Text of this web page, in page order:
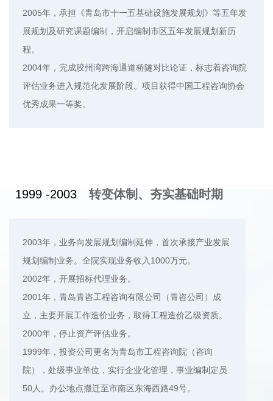
2005年，承担《青岛市十一五基础设施发展规划》等五年发
展规划及研究课题编制，开启编制市区五年发展规划新历
程。
2004年，完成胶州湾跨海通道桥隧对比论证，标志着咨询院
评估业务进入规范化发展阶段。项目获得中国工程咨询协会
优秀成果一等奖。
1999 -2003 转变体制、夯实基础时期
2003年，业务向发展规划编制延伸，首次承接产业发展
规划编制业务。全院实现业务收入1000万元。
2002年，开展招标代理业务。
2001年，青岛青咨工程咨询有限公司（青咨公司）成
立，主要开展工作造价业务，取得工程造价乙级资质。
2000年，停止资产评估业务。
1999年，投资公司更名为青岛市工程咨询院（咨询
院），处级事业单位，实行企业化管理，事业编制定员
50人。办公地点搬迁至市南区东海西路49号。